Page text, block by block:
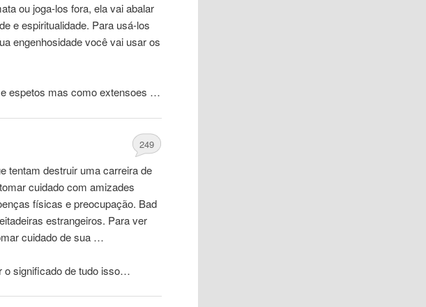
ou joga-los fora, ela vai abalar
e espiritualidade. Para usá-los
engenhosidade você vai usar os
espetos mas como extensoes …
249
tentam destruir uma carreirade
cuidado com amizades
físicas e preocupação. Bad
estrangeiros. Para ver
cuidadodesua …
o significadodetudo isso…